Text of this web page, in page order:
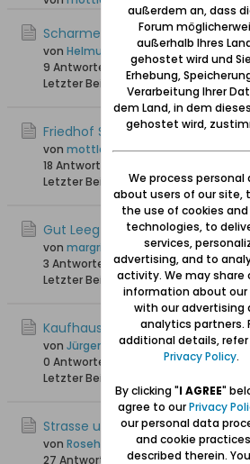
Scharmestraße
von Helmut Kremer
9 Antworten
9.456 Hits0 Likes
Letzter Beitrag
05.11.2025, 12:18
Friedhof Silberhammer- wer
von mottlau1
18 Antworten
Letzter Beitrag
25.10.2025, 15:17
Gut Leeg Striess
von margritk
3 Antworten
2.272 Hits0 Likes
Letzter Beitrag28.08.2025, 22:02
Kaufhaus Freyman
von Jürgen_W
0 Antworten
2.467 Hits0 Likes
Letzter Beitrag
Strasse und Hausnummer von
von Roseho49
27 Antworten
4.537 Hits0 Likes
außerdem an, dass
Forum
außerhalb Ihres
gehostet wird und
Erhebung,
Verarbeitung Ihrer
dem Land, in dem
gehostet wird,
We process personal
about users of our site,
the use of cookies
technologies, to
services,
advertising, and to
activity. We may share
information about our
with our advertising
analytics partners.
additional details,
Privacy Policy.
By clicking "I AGREE"
agree to ourPrivacy
our personal data
and cookie
described therein.